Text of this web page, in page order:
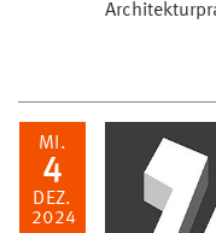
MI.
4
DEZ.
2024